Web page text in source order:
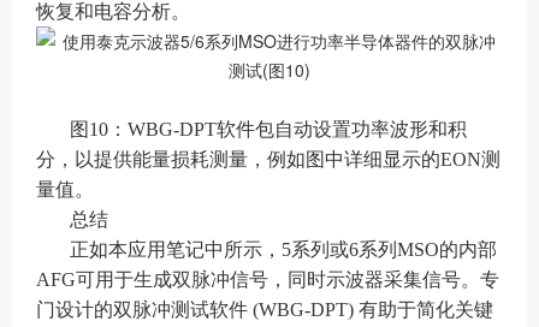
恢复和电容分析。
图10：WBG-DPT软件包自动设置功率波形和积
分，以提供能量损耗测量，例如图中详细显示的EON测
量值。
总结
正如本应用笔记中所示，5系列或6系列MSO的内部
AFG可用于生成双脉冲信号，同时示波器采集信号。专
门设计的双脉冲测试软件 (WBG-DPT) 有助于简化关键